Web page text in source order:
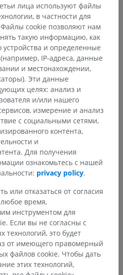
Systemata integrantia>
> Головной мозг
> Височная доля
>
Нет анатомических терминов,
тела
лица используют файлы
в частности для
cookie позволяют нам
такую информацию, как
устройства и определенные
IP-адреса, данные
и местонахождении,
Эти данные
целях: анализ и
и/или нашего
измерение и анализ
с социальными сетями,
контента,
и
Для получения
ознакомьтесь с нашей
privacy policy.
или отказаться от согласия
время,
инструментом для
Если вы не согласны с
технологий, это будет
от имеющего правомерный
файлов cookie. Чтобы дать
этих технологий,